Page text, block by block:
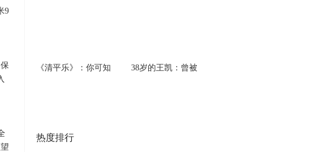
9
《清平乐》：你可知 38岁的王凯：曾被
热度排行